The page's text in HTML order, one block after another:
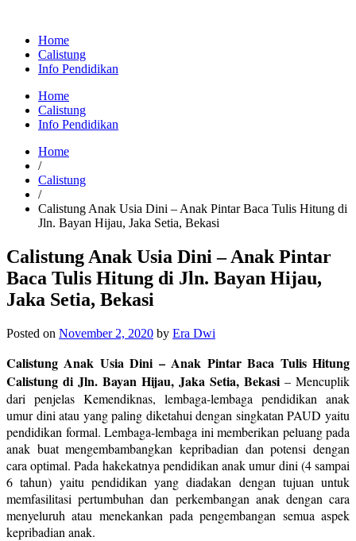
Home
Calistung
Info Pendidikan
Home
Calistung
Info Pendidikan
Home
/
Calistung
/
Calistung Anak Usia Dini – Anak Pintar Baca Tulis Hitung di
Jln. Bayan Hijau, Jaka Setia, Bekasi
Calistung Anak Usia Dini – Anak Pintar
Baca Tulis Hitung di Jln. Bayan Hijau,
Jaka Setia, Bekasi
Posted on November 2, 2020 by Era Dwi
Calistung Anak Usia Dini – Anak Pintar Baca Tulis Hitung
Calistung di Jln. Bayan Hijau, Jaka Setia, Bekasi – Mencuplik
dari penjelas Kemendiknas, lembaga-lembaga pendidikan anak
umur dini atau yang paling diketahui dengan singkatan PAUD yaitu
pendidikan formal. Lembaga-lembaga ini memberikan peluang pada
anak buat mengembambangkan kepribadian dan potensi dengan
cara optimal. Pada hakekatnya pendidikan anak umur dini (4 sampai
6 tahun) yaitu pendidikan yang diadakan dengan tujuan untuk
memfasilitasi pertumbuhan dan perkembangan anak dengan cara
menyeluruh atau menekankan pada pengembangan semua aspek
kepribadian anak.